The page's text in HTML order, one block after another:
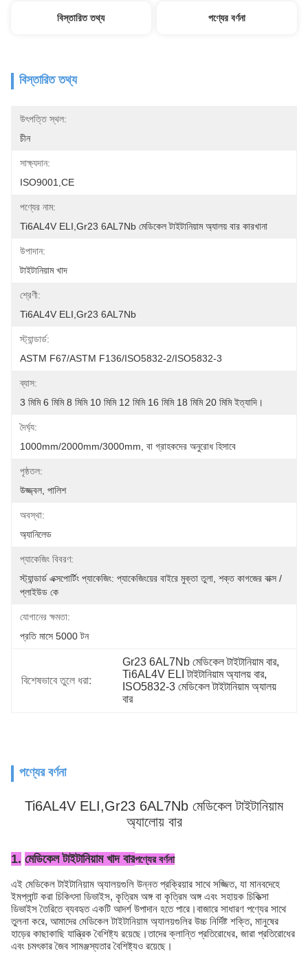
বিস্তারিত তথ্য পণ্যের বর্ণনা
বিস্তারিত তথ্য
উৎপত্তি স্থল:
চীন
সাক্ষ্যদান:
ISO9001,CE
পণ্যের নাম:
Ti6AL4V ELI,Gr23 6AL7Nb মেডিকেল টাইটানিয়াম অ্যালয় বার কারখানা
উপাদান:
টাইটানিয়াম খাদ
শ্রেণী:
Ti6AL4V ELI,Gr23 6AL7Nb
স্ট্যান্ডার্ড:
ASTM F67/ASTM F136/ISO5832-2/ISO5832-3
ব্যাস:
3 মিমি 6 মিমি 8 মিমি 10 মিমি 12 মিমি 16 মিমি 18 মিমি 20 মিমি ইত্যাদি।
দৈর্ঘ্য:
1000mm/2000mm/3000mm, বা গ্রাহকদের অনুরোধ হিসাবে
পৃষ্ঠতল:
উজ্জ্বল, পালিশ
অবস্থা:
অ্যানিলেড
প্যাকেজিং বিবরণ:
স্ট্যান্ডার্ড এক্সপোর্টিং প্যাকেজিং: প্যাকেজিংয়ের বাইরে মুক্তা তুলা, শক্ত কাগজের বাক্স /
প্লাইউড কে
যোগানের ক্ষমতা:
প্রতি মাসে 5000 টন
বিশেষভাবে তুলে ধরা:
Gr23 6AL7Nb মেডিকেল টাইটানিয়াম বার,
Ti6AL4V ELI টাইটানিয়াম অ্যালয় বার,
ISO5832-3 মেডিকেল টাইটানিয়াম অ্যালয়
বার
পণ্যের বর্ণনা
Ti6AL4V ELI,Gr23 6AL7Nb মেডিকেল টাইটানিয়াম
অ্যালোয় বার
1. মেডিকেল টাইটানিয়াম খাদ বারপণ্যের বর্ণনা
এই মেডিকেল টাইটানিয়াম অ্যালয়গুলি উন্নত প্রক্রিয়ার সাথে সজ্জিত, যা মানবদেহে
ইমপ্লান্ট করা চিকিৎসা ডিভাইস, কৃত্রিম অঙ্গ বা কৃত্রিম অঙ্গ এবং সহায়ক চিকিত্সা
ডিভাইস তৈরিতে ব্যবহৃত একটি আদর্শ উপাদান হতে পারে।বাজারে সাধারণ পণ্যের সাথে
তুলনা করে, আমাদের মেডিকেল টাইটানিয়াম অ্যালয়গুলির উচ্চ নির্দিষ্ট শক্তি, মানুষের
হাড়ের কাছাকাছি যান্ত্রিক বৈশিষ্ট্য রয়েছে।তাদের ক্লান্তি প্রতিরোধের, জারা প্রতিরোধের
এবং চমৎকার জৈব সামঞ্জস্যতার বৈশিষ্ট্যও রয়েছে।